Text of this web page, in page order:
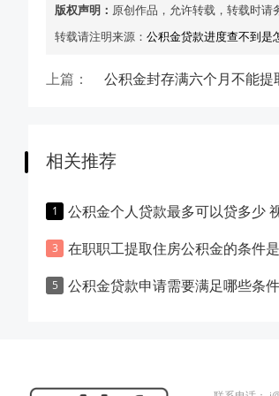
版权声明： 原创作品，允许转载，转载时请
转载请注明来源： 公积金贷款进度查不到是
上篇：
相关推荐
公积金个人贷款最多可以贷多少
在职职工提取住房公积金的条件是
公积金贷款申请需要满足哪些条件？公积金贷款被拒